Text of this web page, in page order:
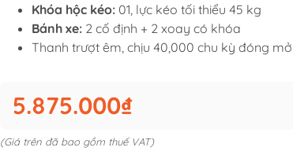
Khóa hộc kéo: 01, lực kéo tối thiểu 45 kg
Bánh xe: 2 cố định + 2 xoay có khóa
Thanh trượt êm, chịu 40,000 chu kỳ đóng mở
5.875.000₫
(Giá trên đã bao gồm thuế VAT)